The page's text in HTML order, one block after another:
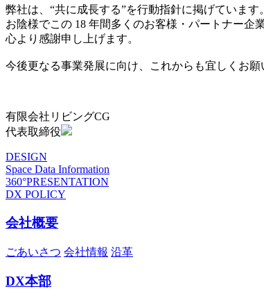
弊社は、“共に成長する”を行動指針に掲げています。
お陰様でこの 18 年間多くのお客様・パートナー企
心より感謝申し上げます。
今後更なる事業発展に向け、これからも宜しくお願
有限会社リビングCG
代表取締役
DESIGN
Space Data Information
360°PRESENTATION
DX POLICY
会社概要
ごあいさつ 会社情報 沿革
DX本部